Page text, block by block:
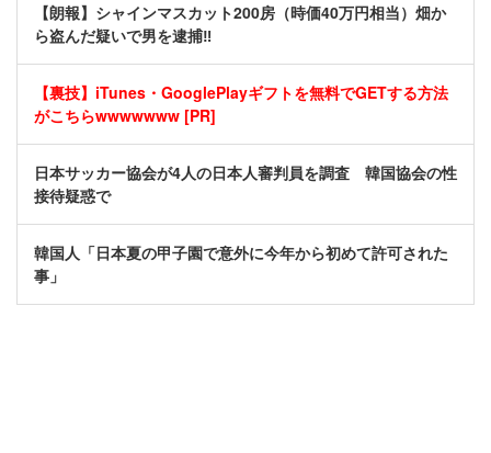
【朗報】シャインマスカット200房（時価40万円相当）畑か
ら盗んだ疑いで男を逮捕‼
【裏技】iTunes・GooglePlayギフトを無料でGETする方法
がこちらwwwwwww [PR]
日本サッカー協会が4人の日本人審判員を調査 韓国協会の性
接待疑惑で
韓国人「日本夏の甲子園で意外に今年から初めて許可された
事」